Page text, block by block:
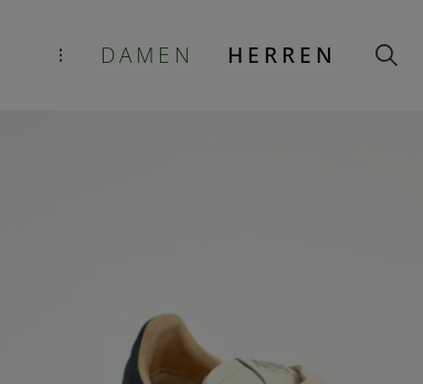
DAMEN HERREN